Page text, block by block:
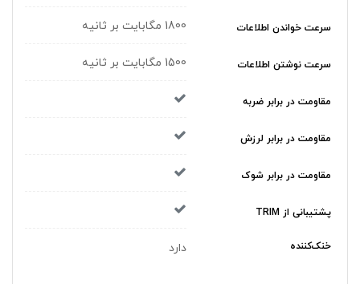
سرعت خواندن اطلاعات 1800 مگابایت بر ثانیه
سرعت نوشتن اطلاعات 1500 مگابایت بر ثانیه
مقاومت در برابر ضربه
مقاومت در برابر لرزش
مقاومت در برابر شوک
پشتیبانی از TRIM
خنک‌کننده دارد